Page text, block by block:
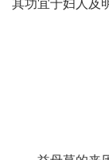
其功宜于妇人及